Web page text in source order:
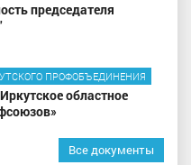
председателя
ПРОФОБЪЕДИНЕНИЯ
областное
Все документы